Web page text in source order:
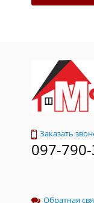
Заказать
097-
Обратная